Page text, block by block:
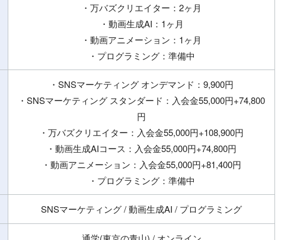
・万バズクリエイター：2ヶ月
・動画生成AI：1ヶ月
・動画アニメーション：1ヶ月
・プログラミング：準備中
・SNSマーケティング オンデマンド：9,900円
・SNSマーケティング スタンダード：入会金55,000円+74,800
円
・万バズクリエイター：入会金55,000円+108,900円
・動画生成AIコース：入会金55,000円+74,800円
・動画アニメーション：入会金55,000円+81,400円
・プログラミング：準備中
SNSマーケティング / 動画生成AI / プログラミング